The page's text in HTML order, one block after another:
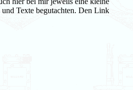
Texte begutachten. Den Link